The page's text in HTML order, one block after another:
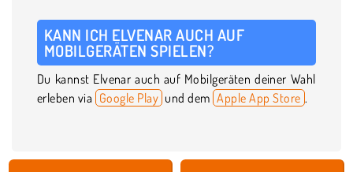
KANN ICH ELVENAR AUCH AUF
MOBILGERÄTEN SPIELEN?
Du kannst Elvenar auch auf Mobilgeräten deiner Wahl
erleben via Google Play und dem Apple App Store .